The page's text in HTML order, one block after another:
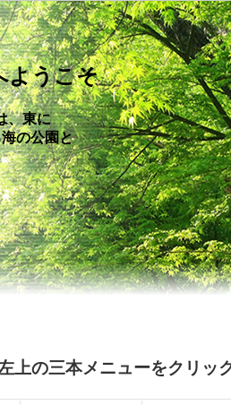
ようこそ
、東に
の公園と
の三本メニューをクリッ